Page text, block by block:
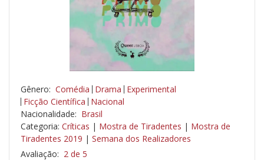
Gênero: Comédia Drama Experimental
Ficção Científica Nacional
Nacionalidade: Brasil
Categoria: Críticas | Mostra de Tiradentes | Mostra de
Tiradentes 2019 | Semana dos Realizadores
Avaliação: 2 de 5